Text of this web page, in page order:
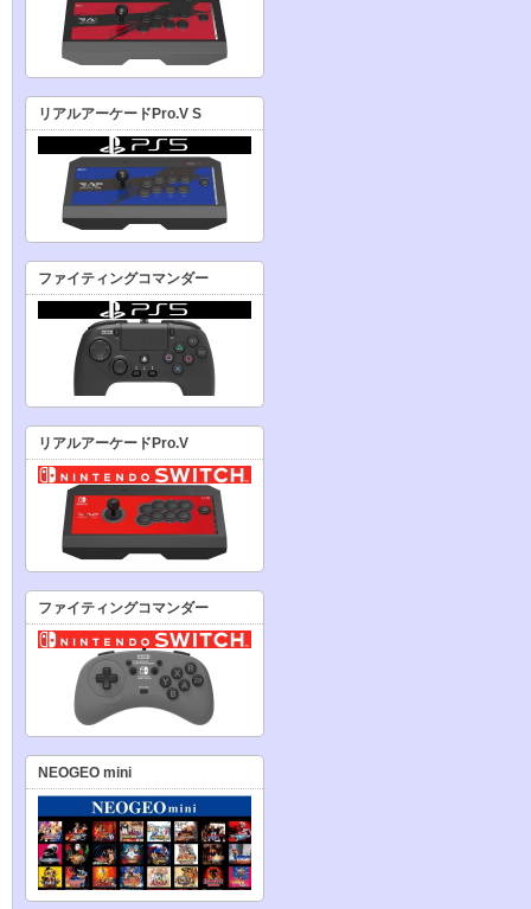
リアルアーケードPro.V S
ファイティングコマンダー
リアルアーケードPro.V
ファイティングコマンダー
NEOGEO mini